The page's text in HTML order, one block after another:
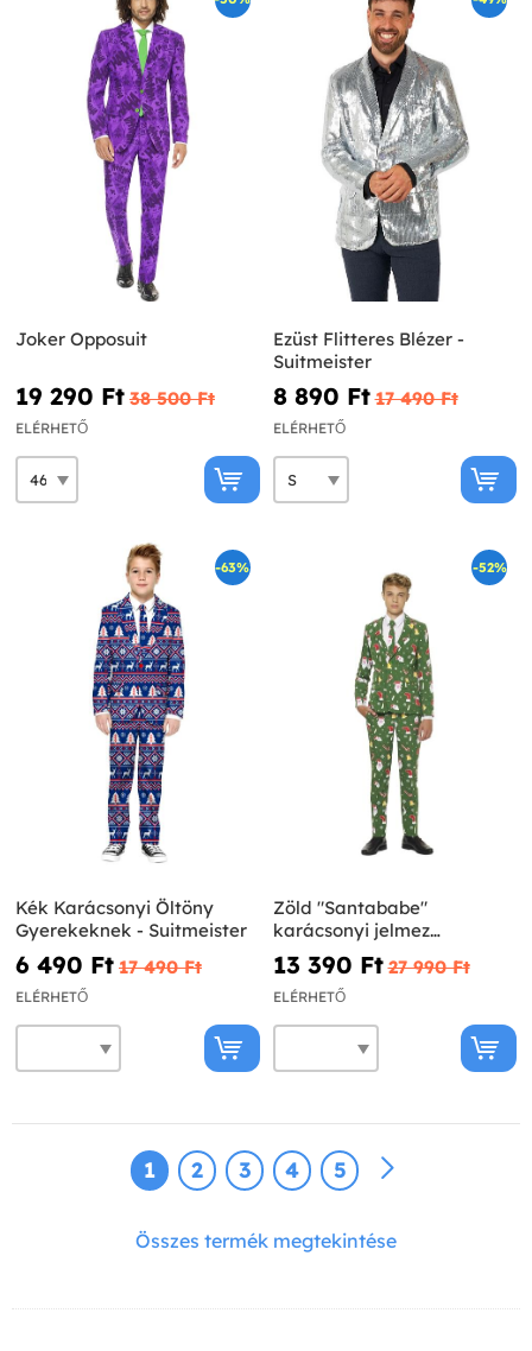
Joker Opposuit
19 290 Ft‎ 38 500 Ft‎
ELÉRHETŐ
Ezüst Flitteres Blézer -
Suitmeister
8 890 Ft‎ 17 490 Ft‎
ELÉRHETŐ
-63%
Kék Karácsonyi Öltöny
Gyerekeknek - Suitmeister
6 490 Ft‎ 17 490 Ft‎
ELÉRHETŐ
-52%
Zöld "Santababe"
karácsonyi jelmez
tinédzsereknek - Opposuits
13 390 Ft‎ 27 990 Ft‎
ELÉRHETŐ
1 2 3 4 5
Összes termék megtekintése